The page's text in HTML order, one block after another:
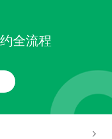
全流程